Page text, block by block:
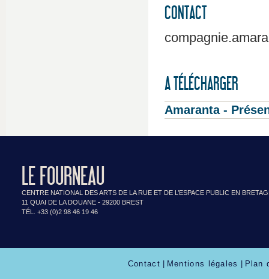
CONTACT
A TÉLÉCHARGER
Amaranta -
LE FOURNEAU
CENTRE NATIONAL DES ARTS DE LA RUE ET DE L’ESPACE PUBLIC EN
11 QUAI DE LA DOUANE - 29200 BREST
TÉL. +33 (0)2 98 46 19 46
Contact Mentions légales Plan